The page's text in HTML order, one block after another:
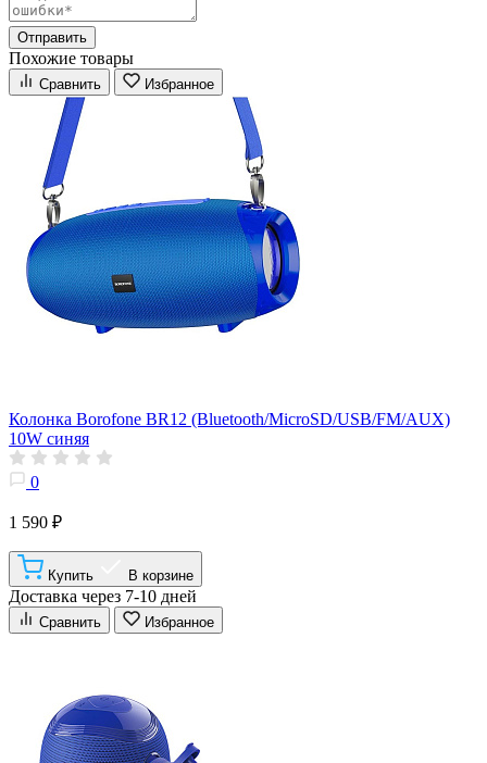
Отправить
Похожие товары
Сравнить Избранное
Колонка Borofone BR12 (Bluetooth/MicroSD/USB/FM/AUX)
10W синяя
0
1 590 ₽
Купить В корзине
Доставка через 7-10 дней
Сравнить Избранное